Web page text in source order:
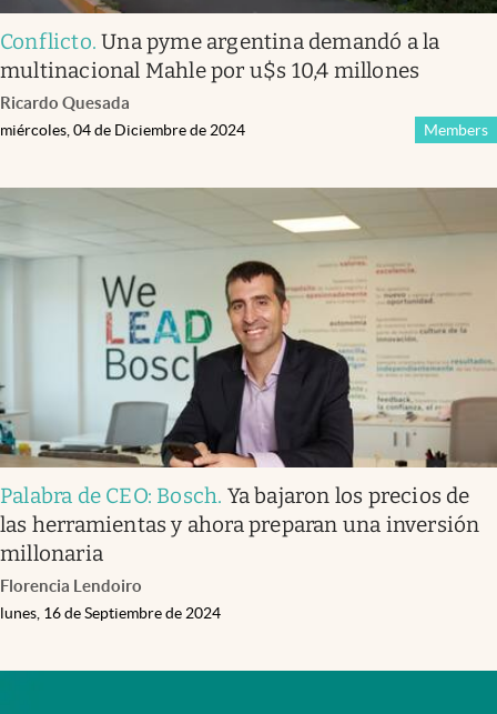
Conflicto.Una pyme argentina demandó a la
multinacional Mahle por u$s 10,4 millones
Ricardo Quesada
Members
miércoles, 04 de Diciembre de 2024
Palabra de CEO: Bosch. Ya bajaron los precios de
las herramientas y ahora preparan una inversión
millonaria
Florencia Lendoiro
lunes, 16 de Septiembre de 2024